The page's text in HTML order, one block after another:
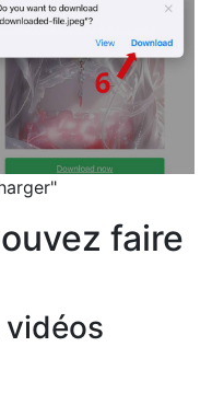
faire
vidéos